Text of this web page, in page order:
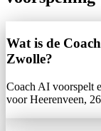
Wat is de
Zwolle?
Coach AI voorspelt
voor Heerenveen,